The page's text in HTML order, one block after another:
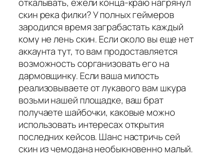
скин река филки? У полных геймеров
зародился время заграбастать каждый
кому не лень скин. Если около вы еще нет
аккаунта тут, то вам продоставляется
возможность сорганизовать его на
дармовщинку. Если ваша милость
реализовываете от лукавого вам шкура
возьми нашей площадке, ваш брат
получаете шайбочки, каковые можно
использовать интересах открытия
последних кейсов. Шанс настричь сей
скин из чемодана необыкновенно малый.